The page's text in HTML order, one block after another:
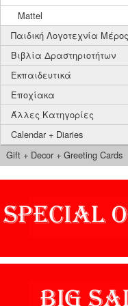
Mattel
Παιδική Λογοτεχνία
Βιβλία Δραστηριοτήτων
Εκπαιδευτικά
Εποχίακα
Άλλες Κατηγορίες
Calendar + Diaries
Gift + Decor + Greeting Cards